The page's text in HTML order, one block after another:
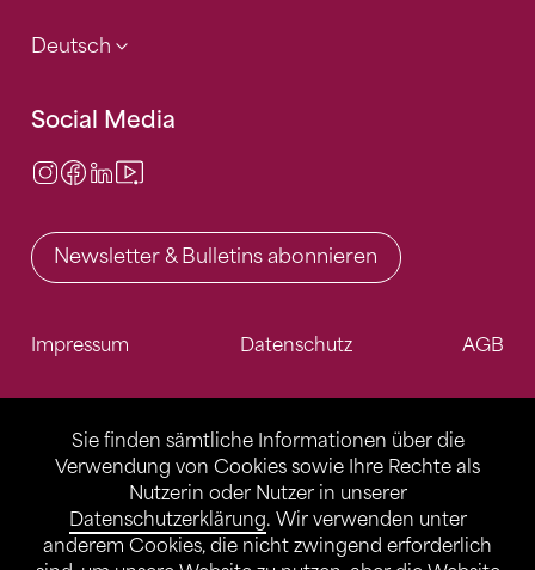
Sie finden sämtliche Informationen über die
Verwendung von Cookies sowie Ihre Rechte als
Nutzerin oder Nutzer in unserer
Datenschutzerklärung. Wir verwenden unter
anderem Cookies, die nicht zwingend erforderlich
Deutsch
Social Media
Instagram
Facebook
LinkedIn
Newsletter & Bulletins abonnieren
Impressum Datenschutz AGB